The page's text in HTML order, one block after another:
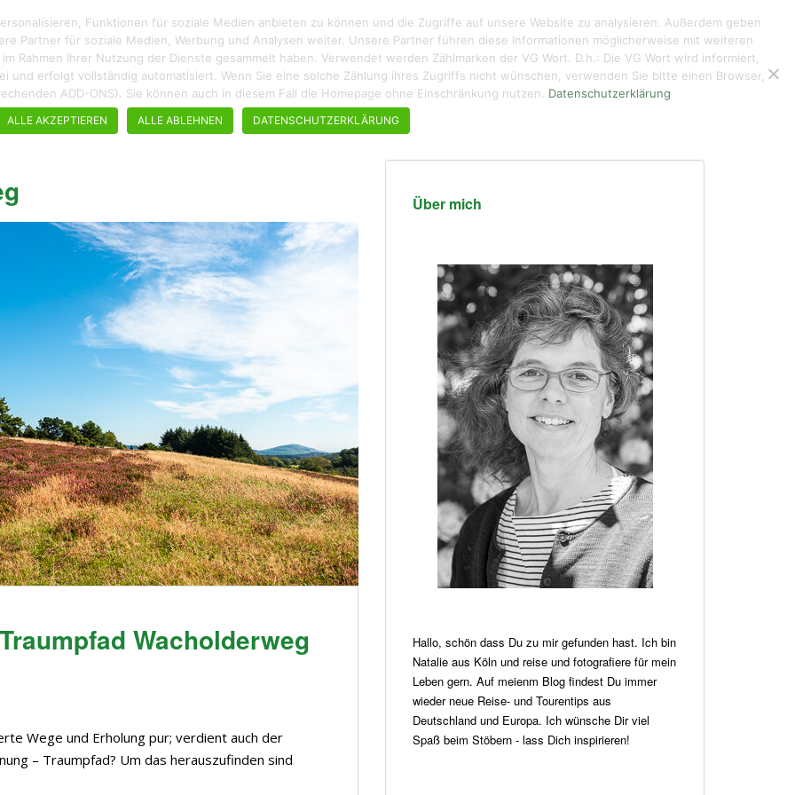
ROADTRIPS WANDERN STÄDTEBUMMEL REZEPTE KUNTERBUNTES ÜBER MICH DE/EN KONTAKT
Wacholderweg
Wege und Erholung pur; verdient auch der
– Traumpfad? Um das herauszufinden sind
Über mich
Hallo, schön dass Du zu mir gefunden hast. Ich bin
Natalie aus Köln und reise und fotografiere für mein
Leben gern. Auf meienm Blog findest Du immer
wieder neue Reise- und Tourentips aus
Deutschland und Europa. Ich wünsche Dir viel
Spaß beim Stöbern - lass Dich inspirieren!
Funktionen für soziale Medien anbieten zu können und die Zugriffe auf unsere Website zu analysieren. Außerdem geben
Partner für soziale Medien, Werbung und Analysen weiter. Unsere Partner führen diese Informationen möglicherweise mit weiteren
Rahmen Ihrer Nutzung der Dienste gesammelt haben. Verwendet werden Zählmarken der VG Wort. D.h.: Die VG Wort wird informiert,
erfolgt vollständig automatisiert. Wenn Sie eine solche Zählung ihres Zugriffs nicht wünschen, verwenden Sie bitte einen Browser,
ADD-ONS). Sie können auch in diesem Fall die Homepage ohne Einschränkung nutzen. Datenschutzerklärung
ALLE AKZEPTIEREN ALLE ABLEHNEN DATENSCHUTZERKLÄRUNG